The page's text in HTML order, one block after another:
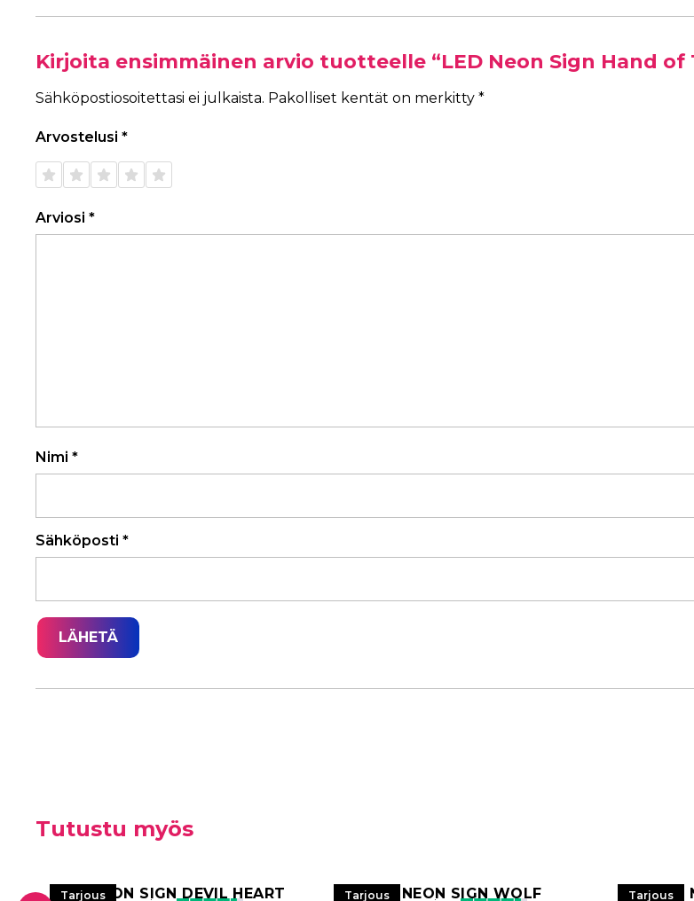
Kirjoita ensimmäinen arvio tuotteelle “LED Neon Sign Hand of
Sähköpostiosoitettasi ei julkaista. Pakolliset kentät on merkitty *
Arvostelusi *
1/5
tähteä
2/5
tähteä
3/5
tähteä
4/5
tähteä
5/5
tähteä
Arviosi *
Nimi *
Sähköposti *
Tutustu myös
Tarjous
LED NEON SIGN DEVIL HEART TarjousLED NEON SIGN WOLF Tarjous
LED